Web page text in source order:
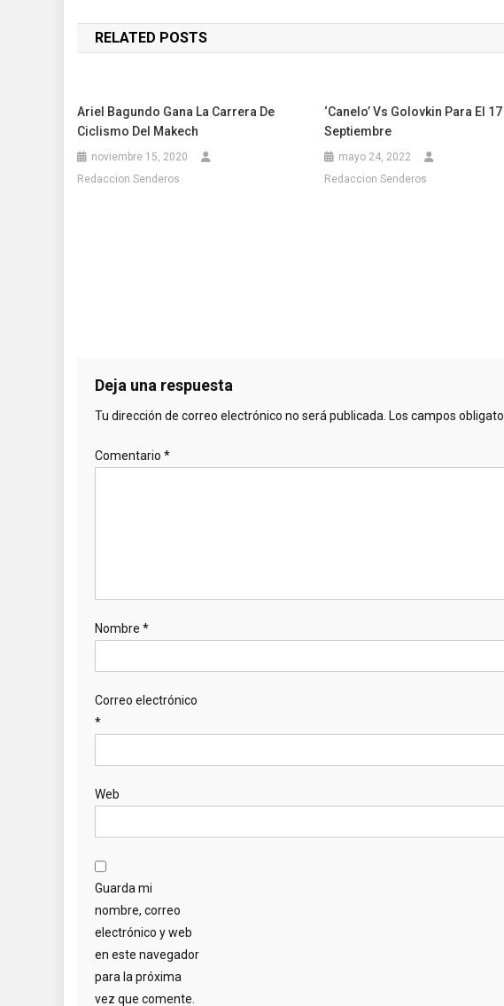
de
entradas
RELATED POSTS
Ariel Bagundo Gana La Carrera De
Ciclismo Del Makech
noviembre 15, 2020
Redaccion Senderos
‘Canelo’ Vs Golovkin Para El 17
Septiembre
mayo 24, 2022
Redaccion Senderos
Deja una respuesta
Tu dirección de correo electrónico no será publicada. Los campos
Comentario *
Nombre *
Correo electrónico
*
Web
Guarda mi
nombre, correo
electrónico y web
en este navegador
para la próxima
vez que comente.